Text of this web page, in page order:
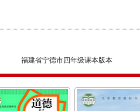
福建省宁德市四年级课本版本